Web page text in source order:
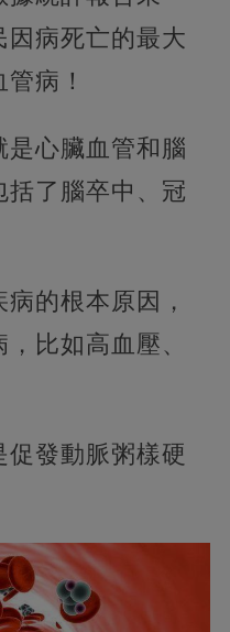
病死亡的最大
病！
是心臟血管和腦
括了腦卒中、冠
的根本原因，
比如高血壓、
發動脈粥樣硬